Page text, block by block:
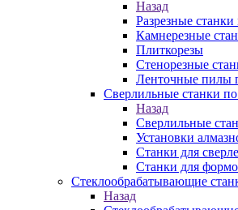
Назад
Разрезные
Камнерезные
Плиткорезы
Стенорезные
Ленточные пилы
Сверлильные станки
Назад
Сверлильные
Установки
Станки для
Станки для
Стеклообрабатывающие
Назад